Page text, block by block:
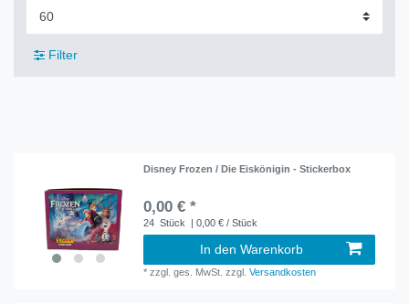
Filter
Disney Frozen / Die Eiskönigin - Stickerbox
0,00 € *
24 Stück | 0,00 € / Stück
In den Warenkorb
*zzgl. ges. MwSt. zzgl.Versandkosten